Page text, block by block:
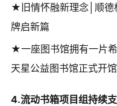
★旧情怀融新理念│顺德
牌启新篇
★一座图书馆拥有一片
天星公益图书馆正式开馆
4.流动书箱项目组持续